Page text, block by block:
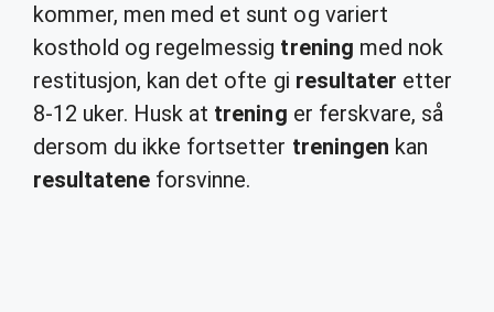
kommer, men med et sunt og variert
kosthold og regelmessig trening med nok
restitusjon, kan det ofte gi resultater etter
8-12 uker. Husk at trening er ferskvare, så
dersom du ikke fortsetter treningen kan
resultatene forsvinne.